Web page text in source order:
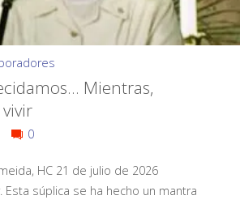
Mientras,
0
HC 21 de julio de 2026
Esta súplica se ha hecho un mantra